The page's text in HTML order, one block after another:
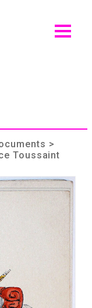
>
Toussaint